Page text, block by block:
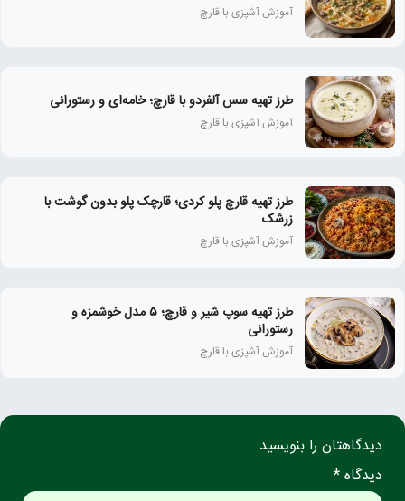
آموزش آشپزی با قارچ
طرز تهیه سس آلفردو با قارچ؛ خامه‌ای و رستورانی
آموزش آشپزی با قارچ
طرز تهیه قارچ پلو کردی؛ قارچک پلو بدون گوشت با
زرشک
آموزش آشپزی با قارچ
طرز تهیه سوپ شیر و قارچ؛ ۵ مدل خوشمزه و
رستورانی
آموزش آشپزی با قارچ
دیدگاهتان را بنویسید
دیدگاه *